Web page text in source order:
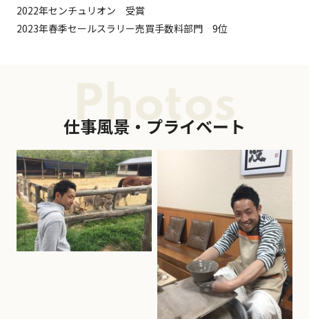
2022年センチュリオン 受賞
2023年春季セールスラリー売買手数料部門 9位
Photos
仕事風景・プライベート